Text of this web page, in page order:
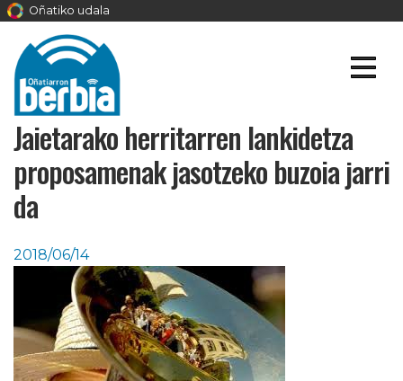
Oñatiko udala
Jaietarako herritarren lankidetza
proposamenak jasotzeko buzoia jarri
da
2018/06/14